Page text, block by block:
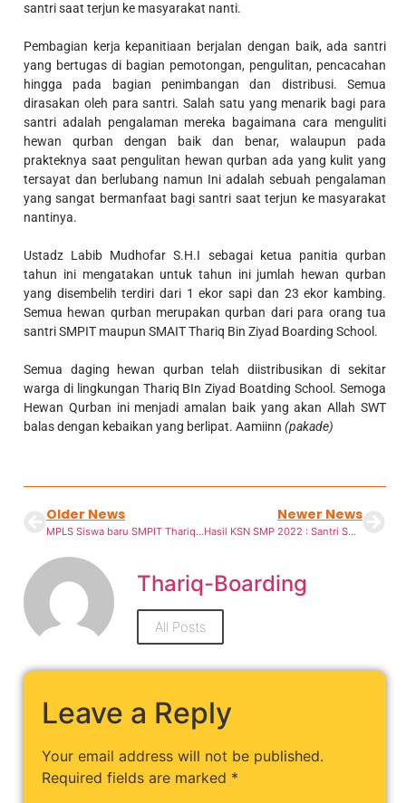
santri saat terjun ke masyarakat nanti.
Pembagian kerja kepanitiaan berjalan dengan baik, ada santri
yang bertugas di bagian pemotongan, pengulitan, pencacahan
hingga pada bagian penimbangan dan distribusi. Semua
dirasakan oleh para santri. Salah satu yang menarik bagi para
santri adalah pengalaman mereka bagaimana cara menguliti
hewan qurban dengan baik dan benar, walaupun pada
prakteknya saat pengulitan hewan qurban ada yang kulit yang
tersayat dan berlubang namun Ini adalah sebuah pengalaman
yang sangat bermanfaat bagi santri saat terjun ke masyarakat
nantinya.
Ustadz Labib Mudhofar S.H.I sebagai ketua panitia qurban
tahun ini mengatakan untuk tahun ini jumlah hewan qurban
yang disembelih terdiri dari 1 ekor sapi dan 23 ekor kambing.
Semua hewan qurban merupakan qurban dari para orang tua
santri SMPIT maupun SMAIT Thariq Bin Ziyad Boarding School.
Semua daging hewan qurban telah diistribusikan di sekitar
warga di lingkungan Thariq BIn Ziyad Boatding School. Semoga
Hewan Qurban ini menjadi amalan baik yang akan Allah SWT
balas dengan kebaikan yang berlipat. Aamiinn(pakade)
Older News
MPLS Siswa baru SMPIT Thariq Bin Ziyad Boarding School Tahun Pelajaran 2022/2023
Newer News
Hasil KSN SMP 2022 : Santri SMPIT TBZ Boarding Menjadi Satu-Satunya Wakil Kabupaten Bekasi pada KSN Tingkat Nasional.
Thariq-Boarding
All Posts
Leave a Reply
Your email address will not be published.
Required fields are marked *